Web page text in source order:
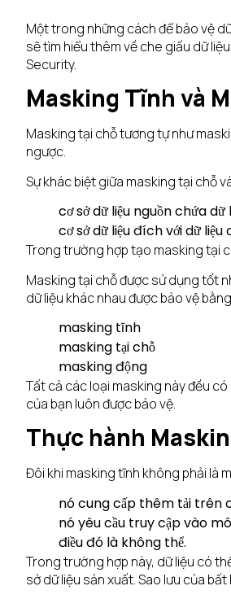
Một trong những cách để bảo vệ
sẽ tìm hiểu thêm về che giấu dữ
Security.
Masking Tĩnh và
Masking tại chỗ tương tự như
ngược.
Sự khác biệt giữa masking tại chỗ
cơ sở dữ liệu nguồn chứa dữ
cơ sở dữ liệu đích với dữ
Trong trường hợp tạo masking tại
Masking tại chỗ được sử dụng tốt
dữ liệu khác nhau được bảo vệ
masking tĩnh
masking tại chỗ
masking động
Tất cả các loại masking này đều
của bạn luôn được bảo vệ.
Thực hành
Đôi khi masking tĩnh không phải là
nó cung cấp thêm tải trên
nó yêu cầu truy cập vào
điều đó là không thể.
Trong trường hợp này, dữ liệu có
sở dữ liệu sản xuất. Sao lưu của